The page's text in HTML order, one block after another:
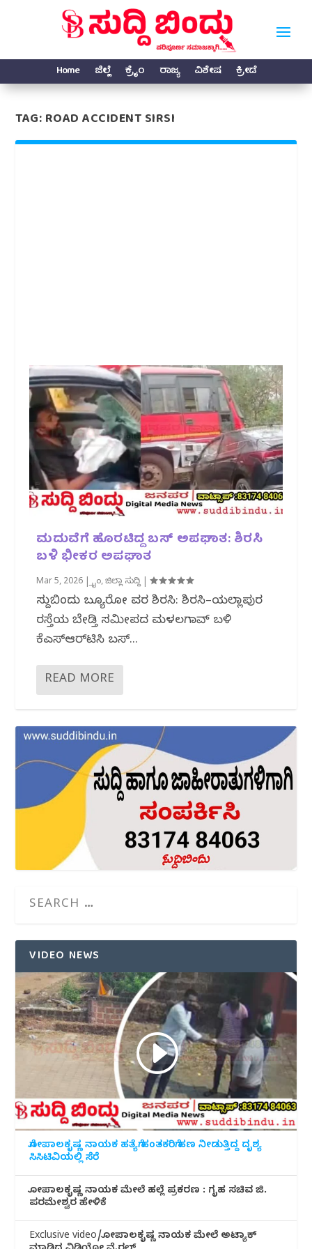
Home ಜಿಲ್ಲೆ ಕ್ರೈಂ ರಾಜ್ಯ ವಿಶೇಷ ಕ್ರೀಡೆ
TAG:ROAD ACCIDENT SIRSI
ಮದುವೆಗೆ ಹೊರಟಿದ್ದ ಬಸ್‌ ಅಪಘಾತ: ಶಿರಸಿ
ಬಳಿ ಭೀಕರ ಅಪಘಾತ
Mar 5, 2026 |ಕ್ರೈಂ,ಜಿಲ್ಲಾ ಸುದ್ದಿ |
ಸುದ್ದಿಬಿಂದು ಬ್ಯೂರೋ ವರದಿ ಶಿರಸಿ: ಶಿರಸಿ–ಯಲ್ಲಾಪುರ
ರಸ್ತೆಯ ಬೇಡ್ತಿ ಸಮೀಪದ ಮಳಲಗಾವ್ ಬಳಿ
ಕೆಎಸ್‌ಆರ್‌ಟಿಸಿ ಬಸ್...
READ MORE
VIDEO NEWS
ಗೋಪಾಲಕೃಷ್ಣ ನಾಯಕ ಹತ್ಯೆಗೆ ಹಂತಕರಿಗೆ ಹಣ ನೀಡುತ್ತಿದ್ದ ದೃಶ್ಯ
ಸಿಸಿಟಿವಿಯಲ್ಲಿ ಸೆರೆ
ಗೋಪಾಲಕೃಷ್ಣ ನಾಯಕ ಮೇಲೆ ಹಲ್ಲೆ ಪ್ರಕರಣ : ಗೃಹ ಸಚಿವ ಜಿ.
ಪರಮೇಶ್ವರ ಹೇಳಿಕೆ
Exclusive video/ಗೋಪಾಲಕೃಷ್ಣ ನಾಯಕ ಮೇಲೆ ಅಟ್ಯಾಕ್